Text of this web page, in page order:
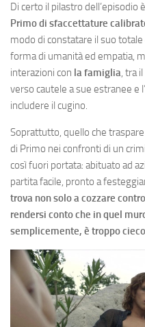
Di certo il pilastro dell’episodio è
Primo di sfaccettature
modo di constatare il suo
forma di umanità ed empatia,
interazioni con la famiglia, tra
verso cautele a sue estranee e
includere il cugino.
Soprattutto, quello che
di Primo nei confronti di un
così fuori portata: abituato ad
partita facile, pronto a
trova non solo a cozzare
rendersi conto che in quel
semplicemente, è troppo